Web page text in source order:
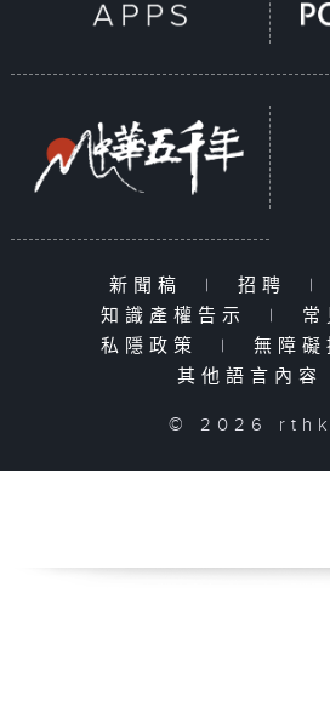
新聞稿 | 招聘 |
知識產權告示
|
私隱政策
| 無障
其他語言內容
© 2026